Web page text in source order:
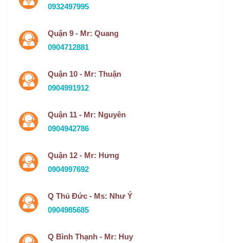
0932497995
Quận 9 - Mr: Quang
0904712881
Quận 10 - Mr: Thuận
0904991912
Quận 11 - Mr: Nguyên
0904942786
Quận 12 - Mr: Hưng
0904997692
Q Thủ Đức - Ms: Như Ý
0904985685
Q Bình Thạnh - Mr: Huy